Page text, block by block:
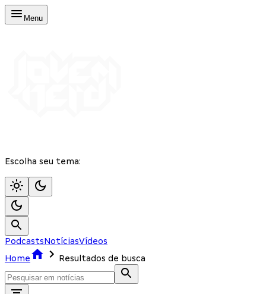
Menu
Escolha seu tema:
PodcastsNotíciasVídeos
Home
Resultados de busca